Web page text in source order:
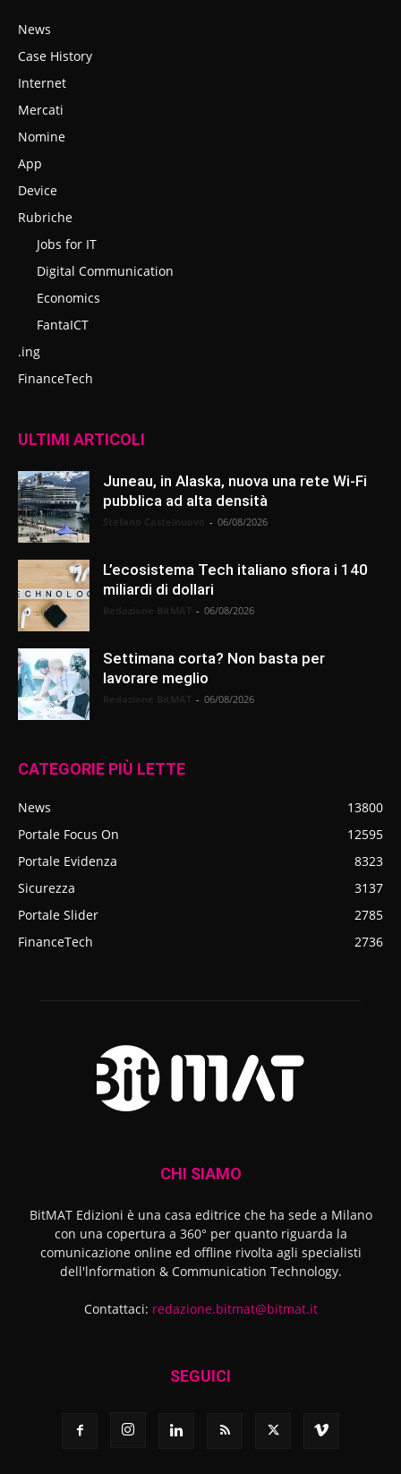
News
Case History
Internet
Mercati
Nomine
App
Device
Rubriche
Jobs for IT
Digital Communication
Economics
FantaICT
.ing
FinanceTech
ULTIMI ARTICOLI
Juneau, in Alaska, nuova una rete Wi-Fi
pubblica ad alta densità
- 06/08/2026
L’ecosistema Tech italiano sfiora i 140
miliardi di dollari
- 06/08/2026
Settimana corta? Non basta per
lavorare meglio
- 06/08/2026
CATEGORIE PIÙ LETTE
News
13800
Portale Focus On
12595
Portale Evidenza
8323
Sicurezza
3137
Portale Slider
2785
FinanceTech
2736
CHI SIAMO
BitMAT Edizioni è una casa editrice che ha sede a Milano
con una copertura a 360° per quanto riguarda la
comunicazione online ed offline rivolta agli specialisti
dell'lnformation & Communication Technology.
Contattaci: redazione.bitmat@bitmat.it
SEGUICI